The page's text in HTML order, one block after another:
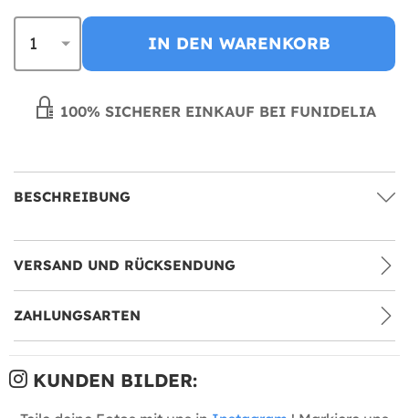
IN DEN WARENKORB
100% SICHERER EINKAUF BEI FUNIDELIA
BESCHREIBUNG
VERSAND UND RÜCKSENDUNG
ZAHLUNGSARTEN
KUNDEN BILDER: